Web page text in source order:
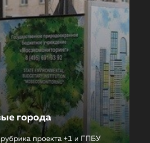
города
проекта +1 и ГПБУ